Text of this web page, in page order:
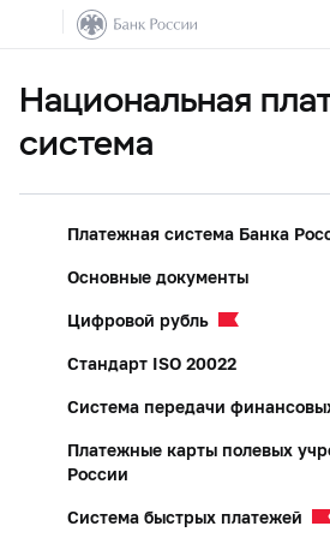
Национальная
система
Платежная система Банка
Основные документы
Цифровой рубль
Стандарт ISO 20022
Система передачи
Платежные карты полевых
России
Система быстрых платежей